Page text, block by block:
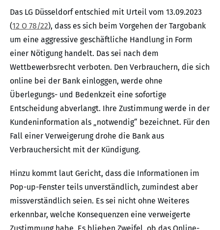
Das LG Düsseldorf entschied mit Urteil vom 13.09.2023
(12 O 78/22), dass es sich beim Vorgehen der Targobank
um eine aggressive geschäftliche Handlung in Form
einer Nötigung handelt. Das sei nach dem
Wettbewerbsrecht verboten. Den Verbrauchern, die sich
online bei der Bank einloggen, werde ohne
Überlegungs- und Bedenkzeit eine sofortige
Entscheidung abverlangt. Ihre Zustimmung werde in der
Kundeninformation als „notwendig“ bezeichnet. Für den
Fall einer Verweigerung drohe die Bank aus
Verbrauchersicht mit der Kündigung.
Hinzu kommt laut Gericht, dass die Informationen im
Pop-up-Fenster teils unverständlich, zumindest aber
missverständlich seien. Es sei nicht ohne Weiteres
erkennbar, welche Konsequenzen eine verweigerte
Zustimmung habe. Es blieben Zweifel, ob das Online-